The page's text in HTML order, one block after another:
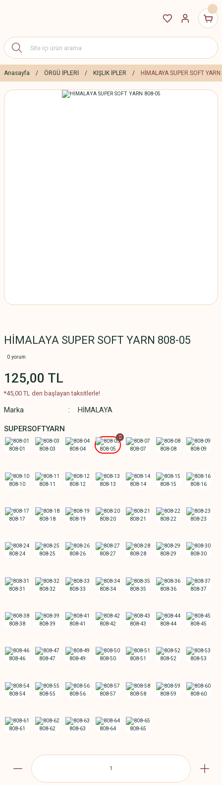
Anasayfa ÖRGÜ İPLERİ KIŞLIK İPLER HİMALAYA SUPER SOFT
HİMALAYA SUPER SOFT YARN 808-05
0 yorum
125,00 TL
*45,00 TL den başlayan taksitlerle!
Marka HİMALAYA
SUPERSOFTYARN